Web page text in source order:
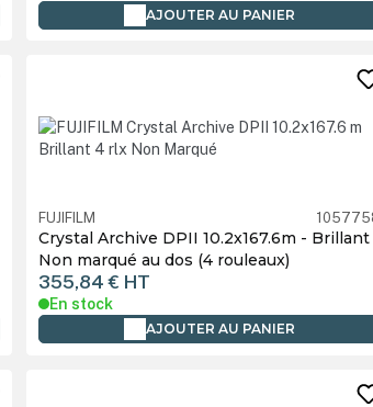
AJOUTER AU PANIER
FUJIFILM
Crystal Archive DPII 10.2x167.6m - Brillant
Non marqué au dos (4 rouleaux)
355,84 € HT
En stock
AJOUTER AU PANIER